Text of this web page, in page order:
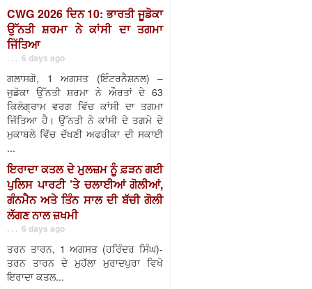
CWG 2026 ਦਿਨ 10: ਭਾਰਤੀ ਜੂਡੋਕਾ
ਉੱਨਤੀ ਸ਼ਰਮਾ ਨੇ ਕਾਂਸੀ ਦਾ ਤਗਮਾ
ਜਿੱਤਿਆ
. . . 6 days ago
ਗਲਾਸਗੋ, 1 ਅਗਸਤ (ਇੰਟਰਨੈਸ਼ਨਲ) –
ਜੁਡੋਕਾ ਉੱਨਤੀ ਸ਼ਰਮਾ ਨੇ ਔਰਤਾਂ ਦੇ 63
ਕਿਲੋਗ੍ਰਾਮ ਵਰਗ ਵਿੱਚ ਕਾਂਸੀ ਦਾ ਤਗਮਾ
ਜਿੱਤਿਆ ਹੈ। ਉੱਨਤੀ ਨੇ ਕਾਂਸੀ ਦੇ ਤਗਮੇ ਦੇ
ਮੁਕਾਬਲੇ ਵਿੱਚ ਦੱਖਣੀ ਅਫਰੀਕਾ ਦੀ ਸਕਾਈ
...
ਇਰਾਦਾ ਕਤਲ ਦੇ ਮੁਲਜ਼ਮ ਨੂੰ ਫ਼ੜਨ ਗਈ
ਪੁਲਿਸ ਪਾਰਟੀ ’ਤੇ ਚਲਾਈਆਂ ਗੋਲੀਆਂ,
ਗੰਨਮੈਨ ਅਤੇ ਤਿੰਨ ਸਾਲ ਦੀ ਬੱਚੀ ਗੋਲੀ
ਲੱਗਣ ਨਾਲ ਜ਼ਖਮੀ
. . . 6 days ago
ਤਰਨ ਤਾਰਨ, 1 ਅਗਸਤ (ਹਰਿੰਦਰ ਸਿੰਘ)-
ਤਰਨ ਤਾਰਨ ਦੇ ਮੁਹੱਲਾ ਮੁਰਾਦਪੁਰਾ ਵਿਖੇ
ਇਰਾਦਾ ਕਤਲ...